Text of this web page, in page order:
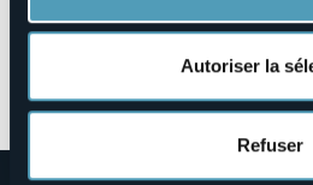
Autoriser la
Refuser
Ouvrir la carte